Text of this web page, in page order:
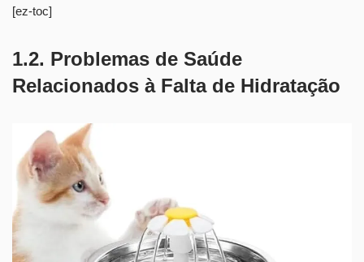
[ez-toc]
1.2. Problemas de Saúde
Relacionados à Falta de Hidratação